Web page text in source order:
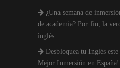
¿Una semana de
de academia? Por fin, la
inglés
Desbloquea tu Inglés
Mejor Inmersión en España!